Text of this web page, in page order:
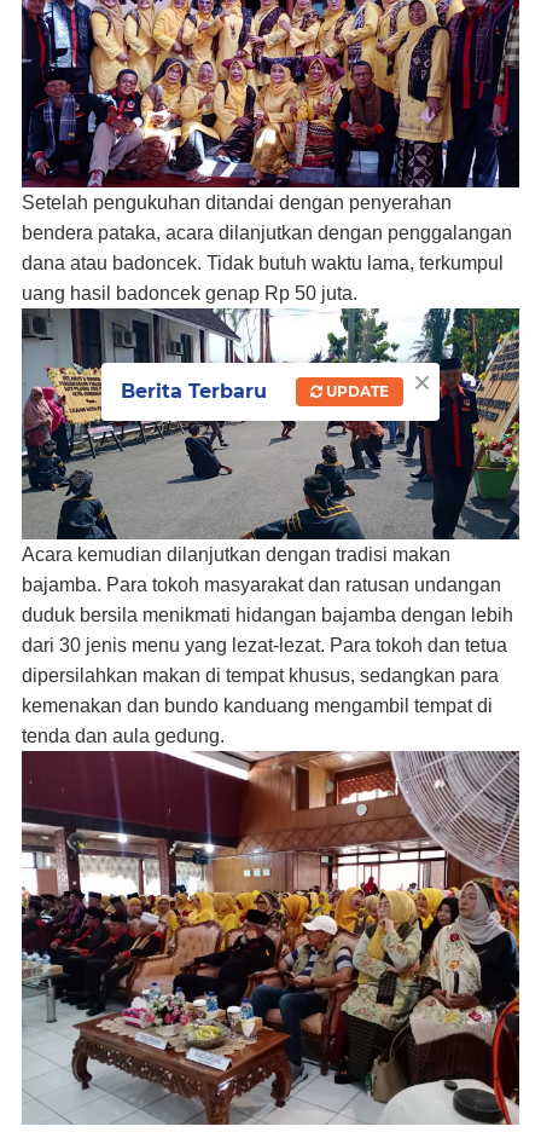
Setelah pengukuhan ditandai dengan penyerahan
bendera pataka, acara dilanjutkan dengan penggalangan
dana atau badoncek. Tidak butuh waktu lama, terkumpul
uang hasil badoncek genap Rp 50 juta.
Acara kemudian dilanjutkan dengan tradisi makan
bajamba. Para tokoh masyarakat dan ratusan undangan
duduk bersila menikmati hidangan bajamba dengan lebih
dari 30 jenis menu yang lezat-lezat. Para tokoh dan tetua
dipersilahkan makan di tempat khusus, sedangkan para
kemenakan dan bundo kanduang mengambil tempat di
tenda dan aula gedung.
×
Berita Terbaru UPDATE